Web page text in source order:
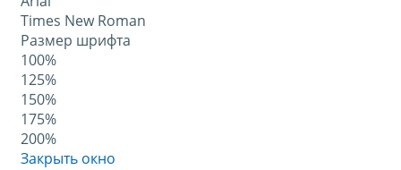
Times New Roman
Размер шрифта
100%
125%
150%
175%
200%
Закрыть окно